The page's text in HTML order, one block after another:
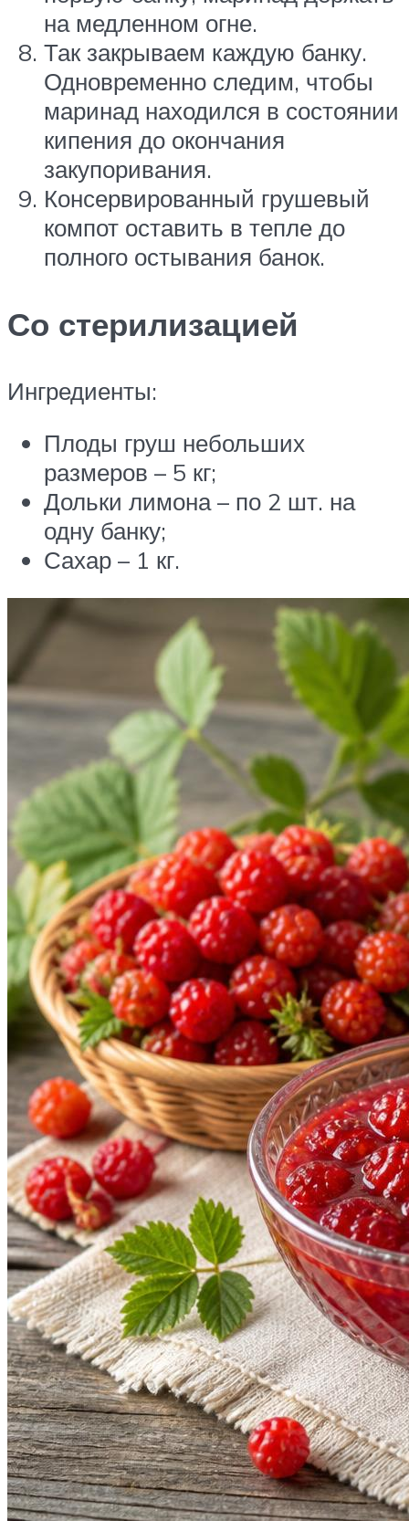
на медленном огне.
Так закрываем каждую банку.
Одновременно следим, чтобы
маринад находился в состоянии
кипения до окончания
закупоривания.
Консервированный грушевый
компот оставить в тепле до
полного остывания банок.
Со стерилизацией
Ингредиенты:
Плоды груш небольших
размеров – 5 кг;
Дольки лимона – по 2 шт. на
одну банку;
Сахар – 1 кг.